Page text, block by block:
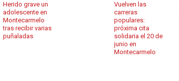
Herido grave un
adolescente en
Montecarmelo
tras recibir varias
puñaladas
Vuelven las
carreras
populares:
próxima cita
solidaria el 20 de
junio en
Montecarmelo